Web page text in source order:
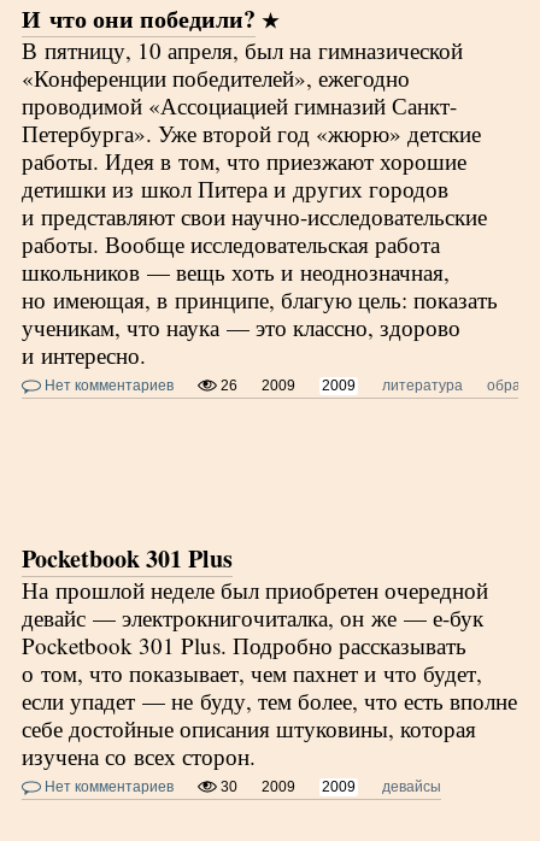
И что они победили?
В пятницу, 10 апреля, был на гимназической
«Конференции победителей», ежегодно
проводимой «Ассоциацией гимназий Санкт-
Петербурга». Уже второй год «жюрю» детские
работы. Идея в том, что приезжают хорошие
детишки из школ Питера и других городов
и представляют свои научно-исследовательские
работы. Вообще исследовательская работа
школьников — вещь хоть и неоднозначная,
но имеющая, в принципе, благую цель: показать
ученикам, что наука — это классно, здорово
и интересно.
Нет комментариев 26 2009 2009 литература
Pocketbook 301 Plus
На прошлой неделе был приобретен очередной
девайс — электрокнигочиталка, он же — е-бук
Pocketbook 301 Plus. Подробно рассказывать
о том, что показывает, чем пахнет и что будет,
если упадет — не буду, тем более, что есть вполне
себе достойные описания штуковины, которая
изучена со всех сторон.
Нет комментариев 30 2009 2009 девайсы